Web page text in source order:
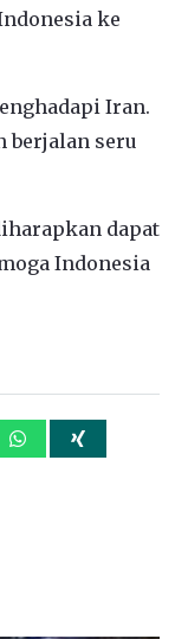
ke
Iran.
berjalan seru
dapat
Indonesia